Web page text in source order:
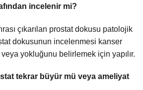
incelenir mi?
çıkarılan prostat dokusu patolojik
dokusunun incelenmesi kanser
veya yokluğunu belirlemek için yapılır.
tekrar büyür mü veya ameliyat